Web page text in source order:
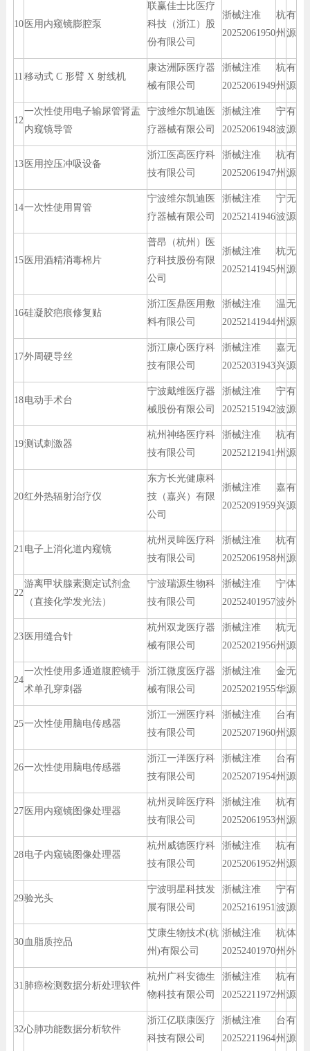
10 医用内窥镜膨腔泵
联赢佳士比医疗
科技（浙江）股
份有限公司
浙械注准
20252061950
杭
州
有
源
11 移动式 C 形臂 X 射线机
康达洲际医疗器
械有限公司
浙械注准
20252061949
杭
州
有
源
12
一次性使用电子输尿管肾盂
内窥镜导管
宁波维尔凯迪医
疗器械有限公司
浙械注准
20252061948
宁
波
有
源
13 医用控压冲吸设备
浙江医高医疗科
技有限公司
浙械注准
20252061947
杭
州
有
源
14一次性使用胃管
宁波维尔凯迪医
疗器械有限公司
浙械注准
20252141946
宁
波
无
源
15 医用酒精消毒棉片
普昂（杭州）医
疗科技股份有限
公司
浙械注准
20252141945
杭
州
无
源
16硅凝胶疤痕修复贴
浙江医鼎医用敷
料有限公司
浙械注准
20252141944
温
州
无
源
17外周硬导丝
浙江康心医疗科
技有限公司
浙械注准
20252031943
嘉
兴
无
源
18电动手术台
宁波戴维医疗器
械股份有限公司
浙械注准
20252151942
宁
波
有
源
19测试刺激器
杭州神络医疗科
技有限公司
浙械注准
20252121941
杭
州
有
源
20红外热辐射治疗仪
东方长光健康科
技（嘉兴）有限
公司
浙械注准
20252091959
嘉
兴
有
源
21 电子上消化道内窥镜
杭州灵眸医疗科
技有限公司
浙械注准
20252061958
杭
州
有
源
22
游离甲状腺素测定试剂盒
（直接化学发光法）
宁波瑞源生物科
技有限公司
浙械注准
20252401957
宁
波
体
外
23 医用缝合针
杭州双龙医疗器
械有限公司
浙械注准
20252021956
杭
州
无
源
24
一次性使用多通道腹腔镜手
术单孔穿刺器
浙江微度医疗器
械有限公司
浙械注准
20252021955
金
华
无
源
25一次性使用脑电传感器
浙江一洲医疗科
技有限公司
浙械注准
20252071960
台
州
有
源
26一次性使用脑电传感器
浙江一洋医疗科
技有限公司
浙械注准
20252071954
台
州
有
源
27 医用内窥镜图像处理器
杭州灵眸医疗科
技有限公司
浙械注准
20252061953
杭
州
有
源
28电子内窥镜图像处理器
杭州威德医疗科
技有限公司
浙械注准
20252061952
杭
州
有
源
29验光头
宁波明星科技发
展有限公司
浙械注准
20252161951
宁
波
有
源
30 血脂质控品
艾康生物技术(杭
州)有限公司
浙械注准
20252401970
杭
州
体
外
31 肺癌检测数据分析处理软件
杭州广科安德生
物科技有限公司
浙械注准
20252211972
杭
州
有
源
32心肺功能数据分析软件
浙江亿联康医疗
科技有限公司
浙械注准
20252211964
台
州
有
源